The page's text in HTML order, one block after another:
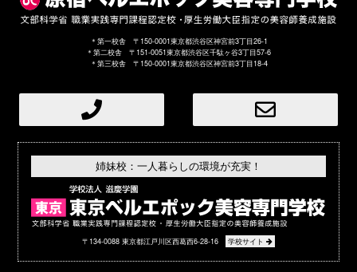
＊第一校舎 〒150-0001東京都渋谷区神宮前3丁目26-1
＊第二校舎 〒151-0051東京都渋谷区千駄ヶ谷3丁目57-6
＊第三校舎 〒150-0001東京都渋谷区神宮前3丁目18-4
姉妹校：一人暮らしの環境が充実！
〒134-0088 東京都江戸川区西葛西6-28-16 学校サイト